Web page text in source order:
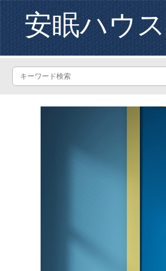
安眠ハウス